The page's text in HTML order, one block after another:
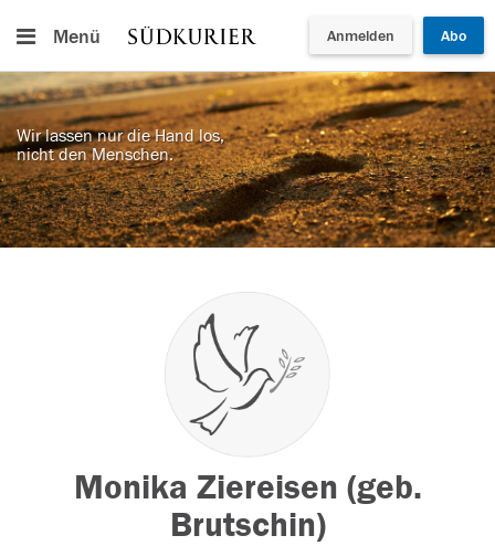
Menü Anmelden Abo
Wir lassen nur die Hand los,
nicht den Menschen.
Monika Ziereisen (geb.
Brutschin)